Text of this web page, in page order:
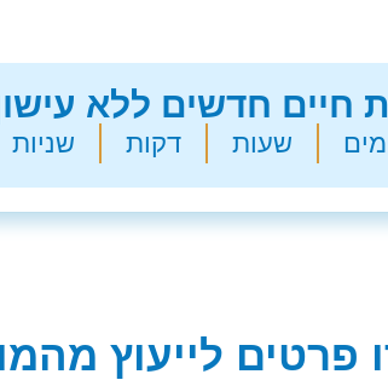
חדשים ללא
שעות דקות שניות
פרטים לייעוץ